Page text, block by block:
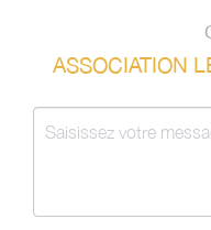
ASSOCIATION